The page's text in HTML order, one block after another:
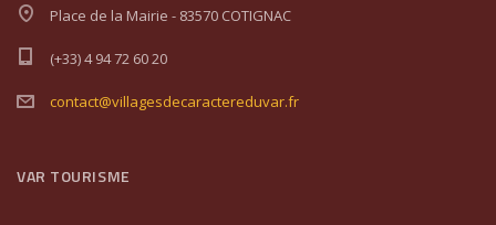
Place de la Mairie - 83570 COTIGNAC
(+33) 4 94 72 60 20
contact@villagesdecaractereduvar.fr
VAR TOURISME